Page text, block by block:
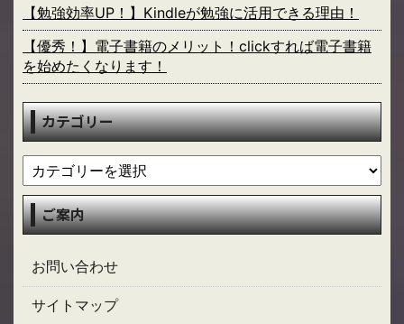
【勉強効率UP！】Kindleが勉強に活用できる理由！
【優秀！】電子書籍のメリット！clickすれば電子書籍
を始めたくなります！
カテゴリー
ご案内
お問い合わせ
サイトマップ